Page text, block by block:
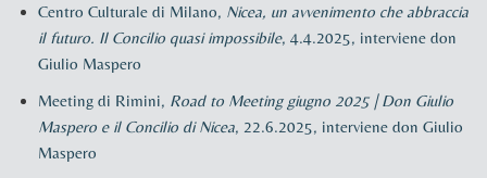
Centro Culturale di Milano, Nicea, un avvenimento che abbraccia
il futuro. Il Concilio quasi impossibile, 4.4.2025, interviene don
Giulio Maspero
Meeting di Rimini, Road to Meeting giugno 2025 | Don Giulio
Maspero e il Concilio di Nicea, 22.6.2025, interviene don Giulio
Maspero